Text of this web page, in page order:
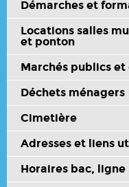
Démarches et
Locations salles
et ponton
Marchés publics
Déchets ménagers
Cimetière
Adresses et liens
Horaires bac, ligne